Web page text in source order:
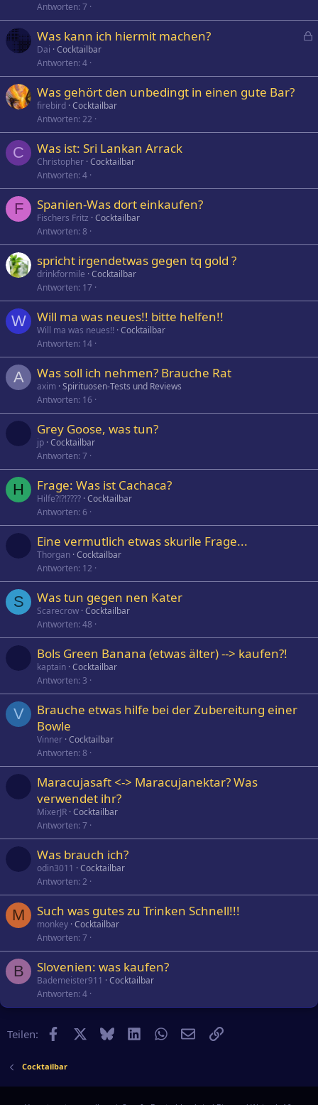
Antworten 7
p
Was kann ich hiermit machen?
Dai Cocktailbar
Antworten 4
Was gehört den unbedingt in einen gute Bar?
firebird Cocktailbar
Antworten 22
C Was ist: Sri Lankan Arrack
Christopher Cocktailbar
Antworten 4
F Spanien-Was dort einkaufen?
Fischers Fritz Cocktailbar
Antworten 8
spricht irgendetwas gegen tq gold ?
drinkformile Cocktailbar
Antworten 17
W Will ma was neues!! bitte helfen!!
Will ma was neues!! Cocktailbar
Antworten 14
A Was soll ich nehmen? Brauche Rat
axim Spirituosen-Tests und Reviews
Antworten 16
Grey Goose, was tun?
jp Cocktailbar
Antworten 7
H Frage: Was ist Cachaca?
Hilfe?!?!???? Cocktailbar
Antworten 6
Eine vermutlich etwas skurile Frage...
Thorgan Cocktailbar
Antworten 12
S Was tun gegen nen Kater
Scarecrow Cocktailbar
Antworten 48
Bols Green Banana (etwas älter) --> kaufen?!
kaptain Cocktailbar
Antworten 3
V
Brauche etwas hilfe bei der Zubereitung einer
Bowle
Vinner Cocktailbar
Antworten 8
Maracujasaft <-> Maracujanektar? Was
verwendet ihr?
MixerJR Cocktailbar
Antworten 7
Was brauch ich?
odin3011
Cocktailbar
Antworten 2
M Such was gutes zu Trinken Schnell!!!
monkey Cocktailbar
Antworten 7
B Slovenien: was kaufen?
Bademeister911
Cocktailbar
Antworten 4
Teilen: Facebook BlueskyLinkedInWhatsApp
E-MailLink
Cocktailbar